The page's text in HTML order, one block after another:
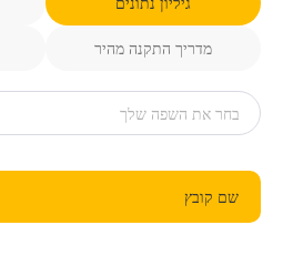
מדריך התקנה מהיר
שם קובץ